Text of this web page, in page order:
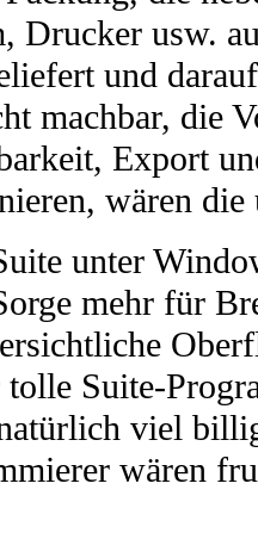
Drucker usw.
und
machbar, die
Export
wären die
unter
mehr für
Suite-
viel
wären